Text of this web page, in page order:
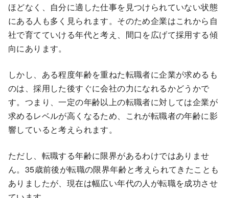
ほどなく、自分に適した仕事を見つけられていない状態
にある人も多く見られます。そのため企業はこれから自
社で育てていける年代と考え、間口を広げて採用する傾
向にあります。
しかし、ある程度年齢を重ねた転職者に企業が求めるも
のは、採用した後すぐに会社の力になれるかどうかで
す。つまり、一定の年齢以上の転職者に対しては企業が
求めるレベルが高くなるため、これが転職者の年齢に影
響していると考えられます。
ただし、転職する年齢に限界があるわけではありませ
ん。35歳前後が転職の限界年齢と考えられてきたことも
ありましたが、現在は幅広い年代の人が転職を成功させ